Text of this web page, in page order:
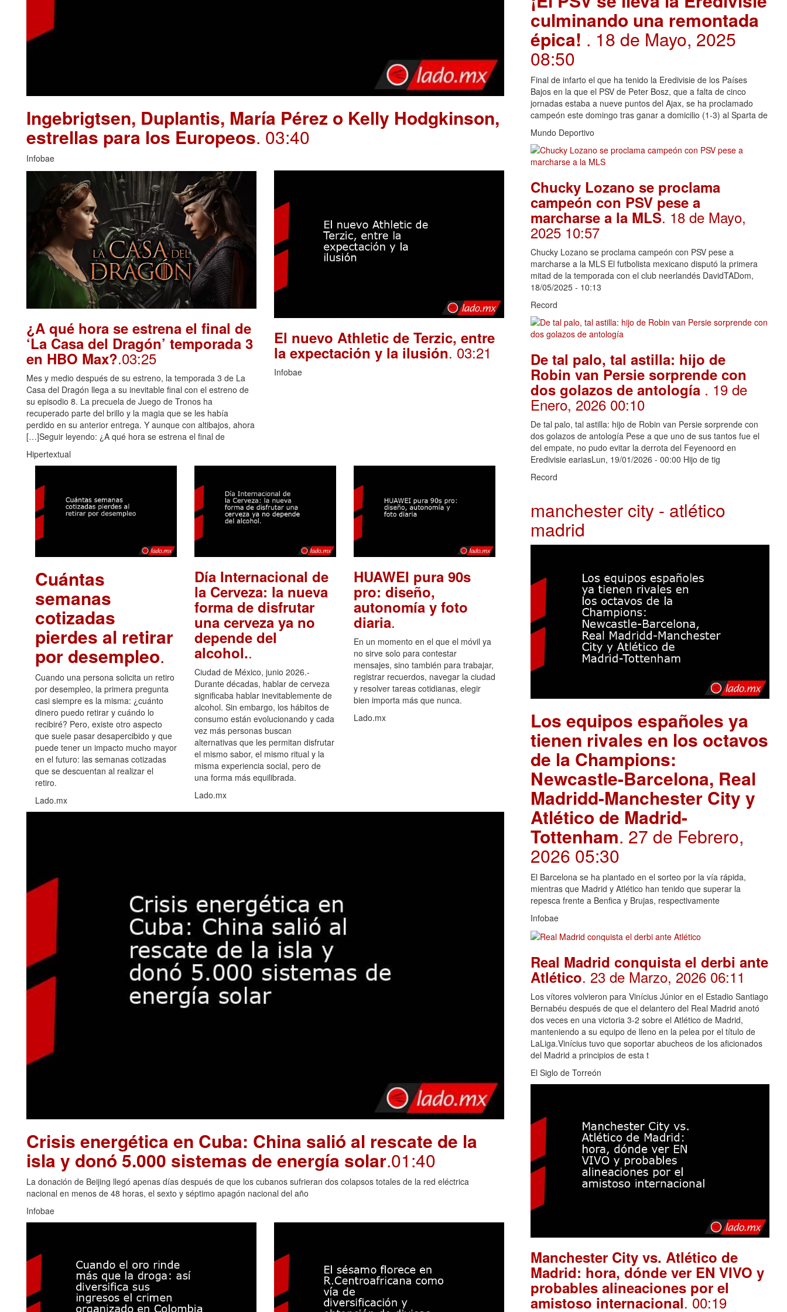
Ingebrigtsen, Duplantis, María Pérez o Kelly Hodgkinson,
estrellas para los Europeos. 03:40
Infobae
¿A qué hora se estrena el final de
‘La Casa del Dragón’ temporada 3
en HBO Max?.03:25
Mes y medio después de su estreno, la temporada 3 de La
Casa del Dragón llega a su inevitable final con el estreno de
su episodio 8. La precuela de Juego de Tronos ha
recuperado parte del brillo y la magia que se les había
perdido en su anterior entrega. Y aunque con altibajos, ahora
[…]Seguir leyendo: ¿A qué hora se estrena el final de
Hipertextual
El nuevo Athletic de Terzic, entre
la expectación y la ilusión. 03:21
Infobae
Cuántas
semanas
cotizadas
pierdes al retirar
por desempleo.
Cuando una persona solicita un retiro
por desempleo, la primera pregunta
casi siempre es la misma: ¿cuánto
dinero puedo retirar y cuándo lo
recibiré? Pero, existe otro aspecto
que suele pasar desapercibido y que
puede tener un impacto mucho mayor
en el futuro: las semanas cotizadas
que se descuentan al realizar el
retiro.
Lado.mx
Día Internacional de
la Cerveza: la nueva
forma de disfrutar
una cerveza ya no
depende del
alcohol..
Ciudad de México, junio 2026.-
Durante décadas, hablar de cerveza
significaba hablar inevitablemente de
alcohol. Sin embargo, los hábitos de
consumo están evolucionando y cada
vez más personas buscan
alternativas que les permitan disfrutar
el mismo sabor, el mismo ritual y la
misma experiencia social, pero de
una forma más equilibrada.
Lado.mx
HUAWEI pura 90s
pro: diseño,
autonomía y foto
diaria.
En un momento en el que el móvil ya
no sirve solo para contestar
mensajes, sino también para trabajar,
registrar recuerdos, navegar la ciudad
y resolver tareas cotidianas, elegir
bien importa más que nunca.
Lado.mx
Crisis energética en Cuba: China salió al rescate de la
isla y donó 5.000 sistemas de energía solar.01:40
La donación de Beijing llegó apenas días después de que los cubanos sufrieran dos colapsos totales de la red eléctrica
nacional en menos de 48 horas, el sexto y séptimo apagón nacional del año
Infobae
culminando una remontada
épica! . 18 de Mayo, 2025
08:50
Final de infarto el que ha tenido la Eredivisie de los Países
Bajos en la que el PSV de Peter Bosz, que a falta de cinco
jornadas estaba a nueve puntos del Ajax, se ha proclamado
campeón este domingo tras ganar a domicilio (1-3) al Sparta de
Mundo Deportivo
Chucky Lozano se proclama
campeón con PSV pese a
marcharse a la MLS. 18 de Mayo,
2025 10:57
Chucky Lozano se proclama campeón con PSV pese a
marcharse a la MLS El futbolista mexicano disputó la primera
mitad de la temporada con el club neerlandés DavidTADom,
18/05/2025 - 10:13
Record
De tal palo, tal astilla: hijo de
Robin van Persie sorprende con
dos golazos de antología . 19 de
Enero, 2026 00:10
De tal palo, tal astilla: hijo de Robin van Persie sorprende con
dos golazos de antología Pese a que uno de sus tantos fue el
del empate, no pudo evitar la derrota del Feyenoord en
Eredivisie eariasLun, 19/01/2026 - 00:00 Hijo de tig
Record
manchester city - atlético
madrid
Los equipos españoles ya
tienen rivales en los octavos
de la Champions:
Newcastle-Barcelona, Real
Madridd-Manchester City y
Atlético de Madrid-
Tottenham. 27 de Febrero,
2026 05:30
El Barcelona se ha plantado en el sorteo por la vía rápida,
mientras que Madrid y Atlético han tenido que superar la
repesca frente a Benfica y Brujas, respectivamente
Infobae
Real Madrid conquista el derbi ante
Atlético. 23 de Marzo, 2026 06:11
Los vítores volvieron para Vinícius Júnior en el Estadio Santiago
Bernabéu después de que el delantero del Real Madrid anotó
dos veces en una victoria 3-2 sobre el Atlético de Madrid,
manteniendo a su equipo de lleno en la pelea por el título de
LaLiga.Vinícius tuvo que soportar abucheos de los aficionados
del Madrid a principios de esta t
El Siglo de Torreón
Manchester City vs. Atlético de
Madrid: hora, dónde ver EN VIVO y
probables alineaciones por el
amistoso internacional. 00:19